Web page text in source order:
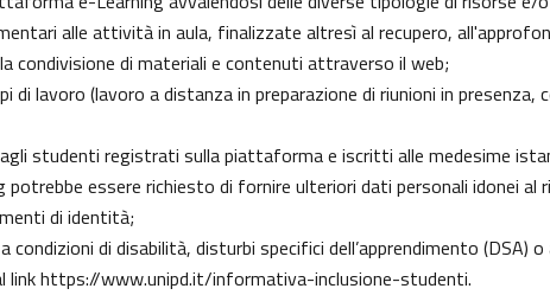
alle attività in aula, finalizzate altresì al recupero,
condivisione di materiali e contenuti attraverso il web;
lavoro (lavoro a distanza in preparazione di riunioni in presenza,
studenti registrati sulla piattaforma e iscritti alle medesime
essere richiesto di fornire ulteriori dati personali idonei al
di identità;
di disabilità, disturbi specifici dell’apprendimento (DSA)
linkhttps://www.unipd.it/informativa-inclusione-studenti.